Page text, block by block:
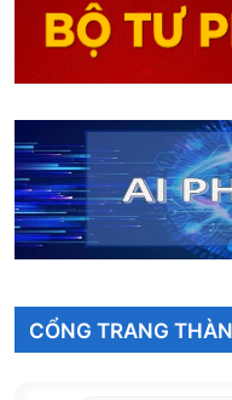
Bổ sung hình thức
CỔNG TRANG